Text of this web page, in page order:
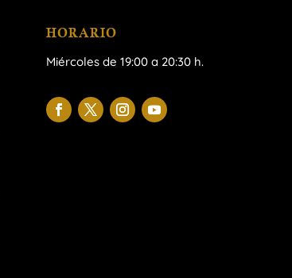
HORARIO
Miércoles de 19:00 a 20:30 h.